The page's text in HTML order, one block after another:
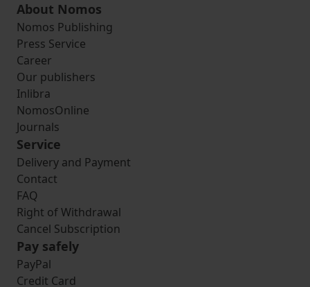
About Nomos
Nomos Publishing
Press Service
Career
Our publishers
Inlibra
NomosOnline
Journals
Service
Delivery and Payment
Contact
FAQ
Right of Withdrawal
Cancel Subscription
Pay safely
PayPal
Credit Card